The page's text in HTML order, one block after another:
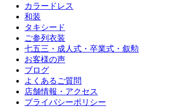
カラードレス
和装
タキシード
ご参列衣装
七五三・成人式・卒業式・叙勲
お客様の声
ブログ
よくあるご質問
店舗情報・アクセス
プライバシーポリシー